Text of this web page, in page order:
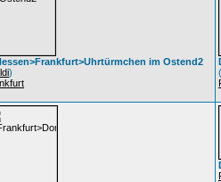
im Ostend2
)
(